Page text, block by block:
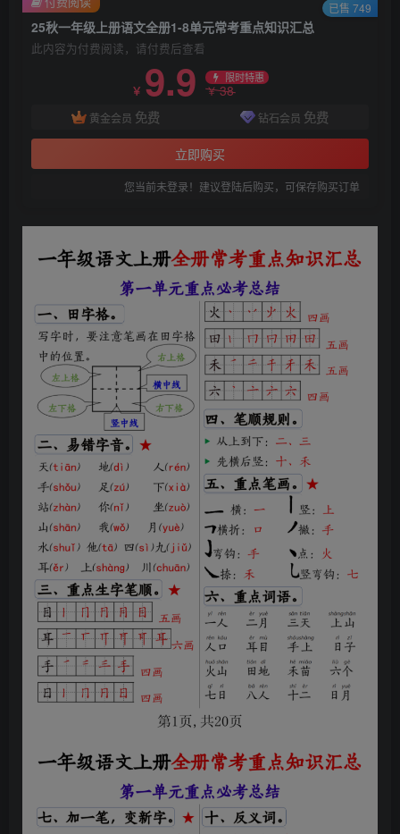
25秋一年级上册语文全册1-8单元常考重点知识汇总
此内容为付费阅读，请付费后查看
￥ 9.9 限时特惠
￥38
黄金会员 免费 钻石会员 免费
立即购买
您当前未登录！建议登陆后购买，可保存购买订单
已售 749